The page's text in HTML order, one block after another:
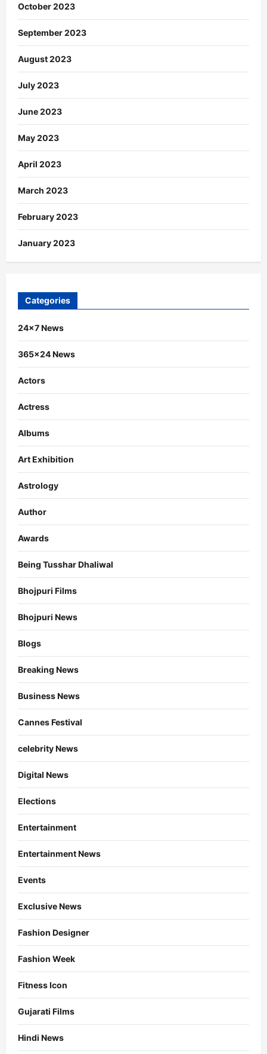
October 2023
September 2023
August 2023
July 2023
June 2023
May 2023
April 2023
March 2023
February 2023
January 2023
Categories
24×7 News
365×24 News
Actors
Actress
Albums
Art Exhibition
Astrology
Author
Awards
Being Tusshar Dhaliwal
Bhojpuri Films
Bhojpuri News
Blogs
Breaking News
Business News
Cannes Festival
celebrity News
Digital News
Elections
Entertainment
Entertainment News
Events
Exclusive News
Fashion Designer
Fashion Week
Fitness Icon
Gujarati Films
Hindi News